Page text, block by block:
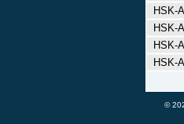
HSK-
HSK-
HSK-
HSK-
©